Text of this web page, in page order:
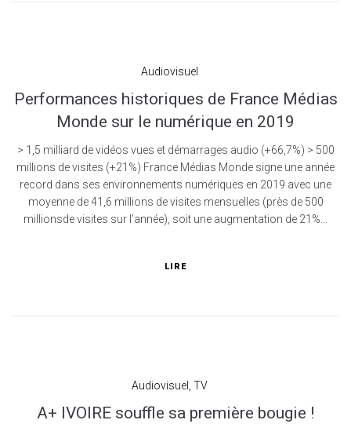
Audiovisuel
Performances historiques de France Médias
Monde sur le numérique en 2019
> 1,5 milliard de vidéos vues et démarrages audio (+66,7%) > 500
millions de visites (+21%) France Médias Monde signe une année
record dans ses environnements numériques en 2019 avec une
moyenne de 41,6 millions de visites mensuelles (près de 500
millionsde visites sur l’année), soit une augmentation de 21%...
LIRE
Audiovisuel TV
A+ IVOIRE souffle sa première bougie !